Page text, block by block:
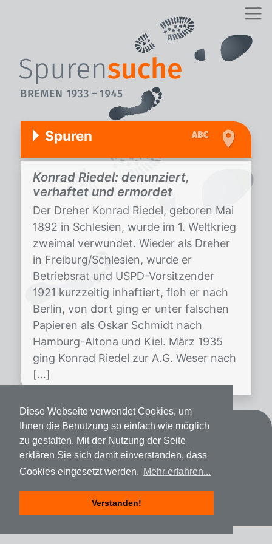
Diese Webseite verwendet Cookies, um
Ihnen die Benutzung so einfach wie möglich
zu gestalten. Mit der Nutzung der Seite
erklären Sie sich damit einverstanden, dass
Cookies eingesetzt werden. Mehr erfahren...
Verstanden!
Spuren
Konrad Riedel: denunziert,
verhaftet und ermordet
Der Dreher Konrad Riedel, geboren Mai
1892 in Schlesien, wurde im 1. Weltkrieg
zweimal verwundet. Wieder als Dreher
in Freiburg/Schlesien, wurde er
Betriebsrat und USPD-Vorsitzender
1921 kurzzeitig inhaftiert, floh er nach
Berlin, von dort ging er unter falschen
Papieren als Oskar Schmidt nach
Hamburg-Altona und Kiel. März 1935
ging Konrad Riedel zur A.G. Weser nach
[…]
Kontakt
Datenschutz